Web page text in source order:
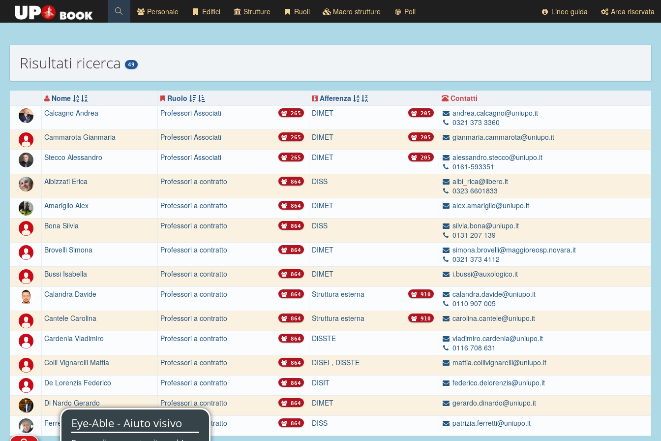
Personale Edifici Strutture Ruoli Macro strutture Poli Linee guida Area riservata
Risultati ricerca 49
Nome Ruolo Afferenza
Contatti
Calcagno Andrea
Professori Associati 265 DIMET 205
andrea.calcagno@uniupo.it
0321 373 3360
Cammarota Gianmaria
Professori Associati 265 DIMET 205 gianmaria.cammarota@uniupo.it
Stecco Alessandro Professori Associati 265 DIMET 205
alessandro.stecco@uniupo.it
0161-593351
Albizzati Erica
Professori a contratto 864 DISS
albi_rica@libero.it
0323 6601833
Amariglio Alex
Professori a contratto 864 DIMET alex.amariglio@uniupo.it
Bona Silvia Professori a contratto 864 DISS
silvia.bona@uniupo.it
0131 207 139
Brovelli Simona
Professori a contratto 864 DIMET
simona.brovelli@maggioreosp.novara.it
0321 373 4112
Bussi Isabella
Professori a contratto 864 DIMET i.bussi@auxologico.it
Calandra Davide Professori a contratto 864 Struttura esterna 910
calandra.davide@uniupo.it
0110 907 005
Cantele Carolina
Professori a contratto 864 Struttura esterna 910 carolina.cantele@uniupo.it
Cardenia Vladimiro Professori a contratto 864 DiSSTE
vladimiro.cardenia@uniupo.it
0116 708 631
Colli Vignarelli Mattia
Professori a contratto 864 DISEI , DiSSTE mattia.collivignarelli@uniupo.it
De Lorenzis Federico Professori a contratto 864 DISIT federico.delorenzis@uniupo.it
Di Nardo Gerardo Professori a contratto 864 DIMET gerardo.dinardo@uniupo.it
Ferretti Patrizia Maria Professori a contratto 864 DISS patrizia.ferretti@uniupo.it